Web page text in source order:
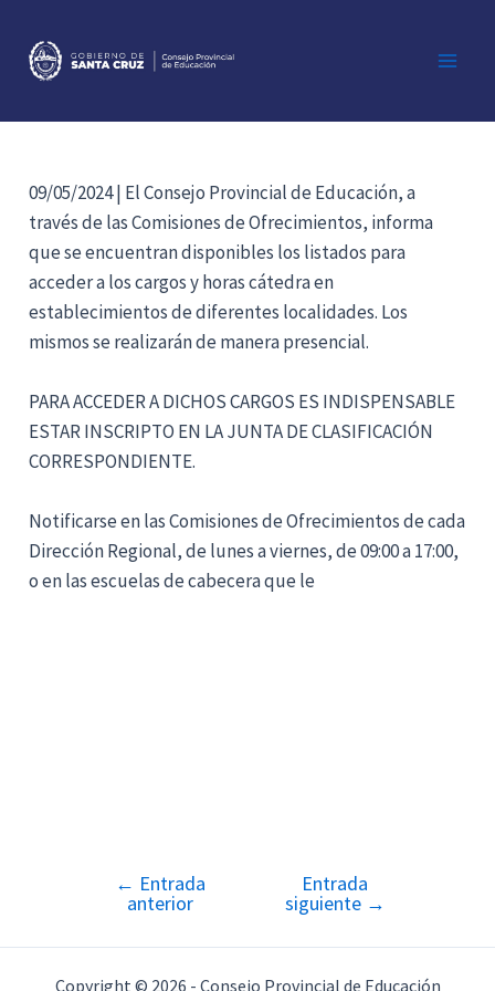
contenido
09/05/2024 | El Consejo Provincial de Educación, a
través de las Comisiones de Ofrecimientos, informa
que se encuentran disponibles los listados para
acceder a los cargos y horas cátedra en
establecimientos de diferentes localidades. Los
mismos se realizarán de manera presencial.
PARA ACCEDER A DICHOS CARGOS ES INDISPENSABLE
ESTAR INSCRIPTO EN LA JUNTA DE CLASIFICACIÓN
CORRESPONDIENTE.
Notificarse en las Comisiones de Ofrecimientos de cada
Dirección Regional, de lunes a viernes, de 09:00 a 17:00,
o en las escuelas de cabecera que le
Navegación
entradas
← Entrada
anterior
Entrada
siguiente →
Copyright © 2026 - Consejo Provincial de Educación